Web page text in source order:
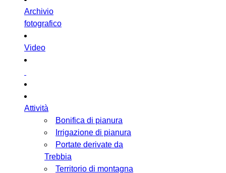
Archivio
fotografico
Video
Attività
Bonifica di pianura
Irrigazione di pianura
Portate derivate da
Trebbia
Territorio di montagna